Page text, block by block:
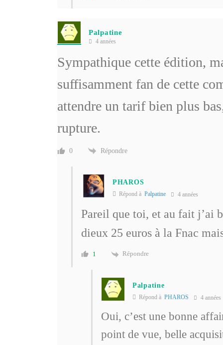
Palpatine
4 années
Sympathique cette édition,
suffisamment fan de cette
attendre un tarif bien plus
rupture.
0 Répondre
PHAROS
Répond à Palpatine 4 années
Pareil que toi, et au fait j’ai
dieux 25 euros à la Fnac
1 Répondre
Palpatine
Répond à PHAROS 4 années
Oui, c’est une bonne
point de vue, belle